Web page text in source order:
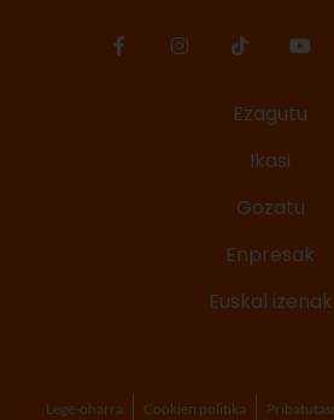
Ezagutu
Ikasi
Gozatu
Enpresak
Euskal izenak
Lege-oharra Cookien politika